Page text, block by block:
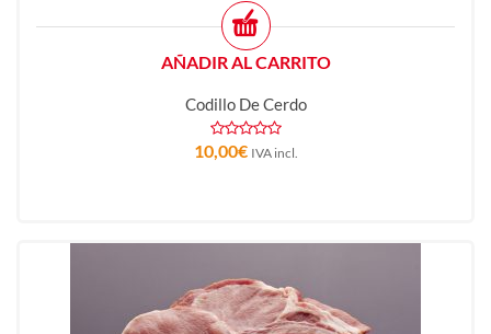
AÑADIR AL CARRITO
Codillo De Cerdo
10,00€ IVA incl.